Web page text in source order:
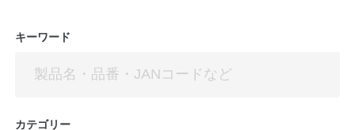
キーワード
カテゴリー